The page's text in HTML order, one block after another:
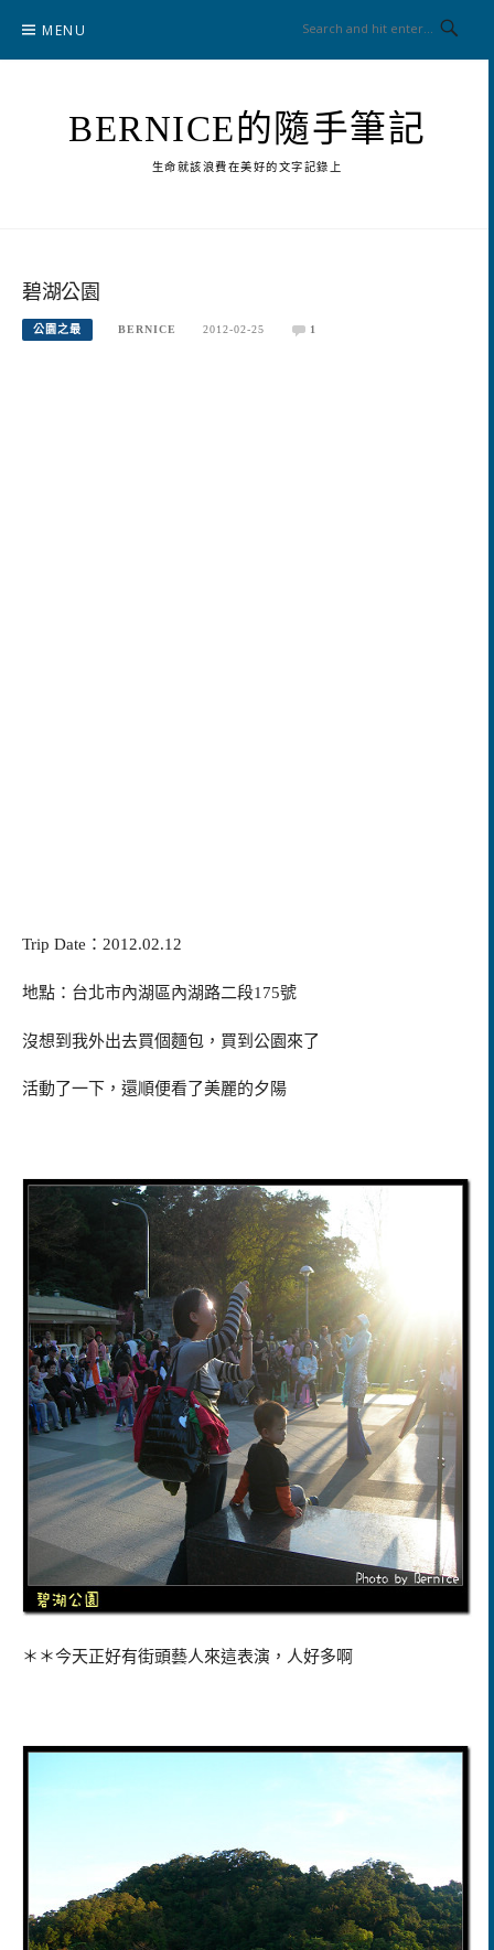
content
MENU
BERNICE的隨手筆記
生命就該浪費在美好的文字記錄上
碧湖公園
公園之最 BERNICE 2012-02-25 1
Trip Date：2012.02.12
地點：台北市內湖區內湖路二段175號
沒想到我外出去買個麵包，買到公園來了
活動了一下，還順便看了美麗的夕陽
＊＊今天正好有街頭藝人來這表演，人好多啊